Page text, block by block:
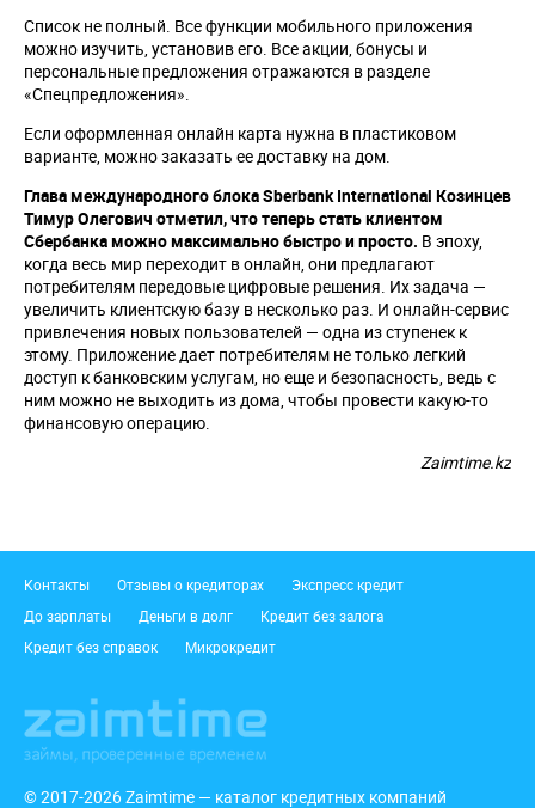
Список не полный. Все функции мобильного приложения
можно изучить, установив его. Все акции, бонусы и
персональные предложения отражаются в разделе
«Спецпредложения».
Если оформленная онлайн карта нужна в пластиковом
варианте, можно заказать ее доставку на дом.
Глава международного блокаSberbank International Козинцев
Тимур Олегович отметил, что теперь стать клиентом
Сбербанка можно максимально быстро и просто. В эпоху,
когда весь мир переходит в онлайн, они предлагают
потребителям передовые цифровые решения. Их задача —
увеличить клиентскую базу в несколько раз. И онлайн-сервис
привлечения новых пользователей — одна из ступенек к
этому. Приложение дает потребителям не только легкий
доступ к банковским услугам, но еще и безопасность, ведь с
ним можно не выходить из дома, чтобы провести какую-то
финансовую операцию.
Zaimtime.kz
Подвал
Контакты Отзывы о кредиторах
Экспресс кредит
До зарплаты
Деньги в долг
Кредит без залога
Кредит без справок
Микрокредит
© 2017-2026 Zaimtime — каталог кредитных компаний